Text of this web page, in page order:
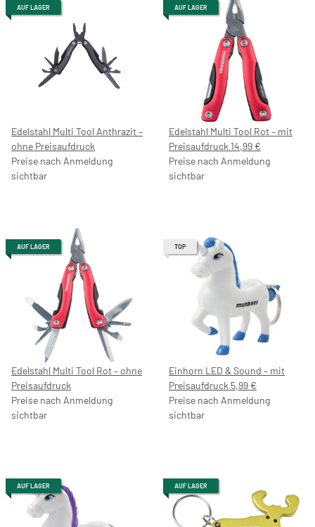
AUF LAGER
Edelstahl Multi Tool Anthrazit –
ohne Preisaufdruck
Preise nach Anmeldung
sichtbar
AUF LAGER
Edelstahl Multi Tool Rot – mit
Preisaufdruck 14,99 €
Preise nach Anmeldung
sichtbar
AUF LAGER
Edelstahl Multi Tool Rot – ohne
Preisaufdruck
Preise nach Anmeldung
sichtbar
TOP
Einhorn LED & Sound – mit
Preisaufdruck 5,99 €
Preise nach Anmeldung
sichtbar
AUF LAGER AUF LAGER